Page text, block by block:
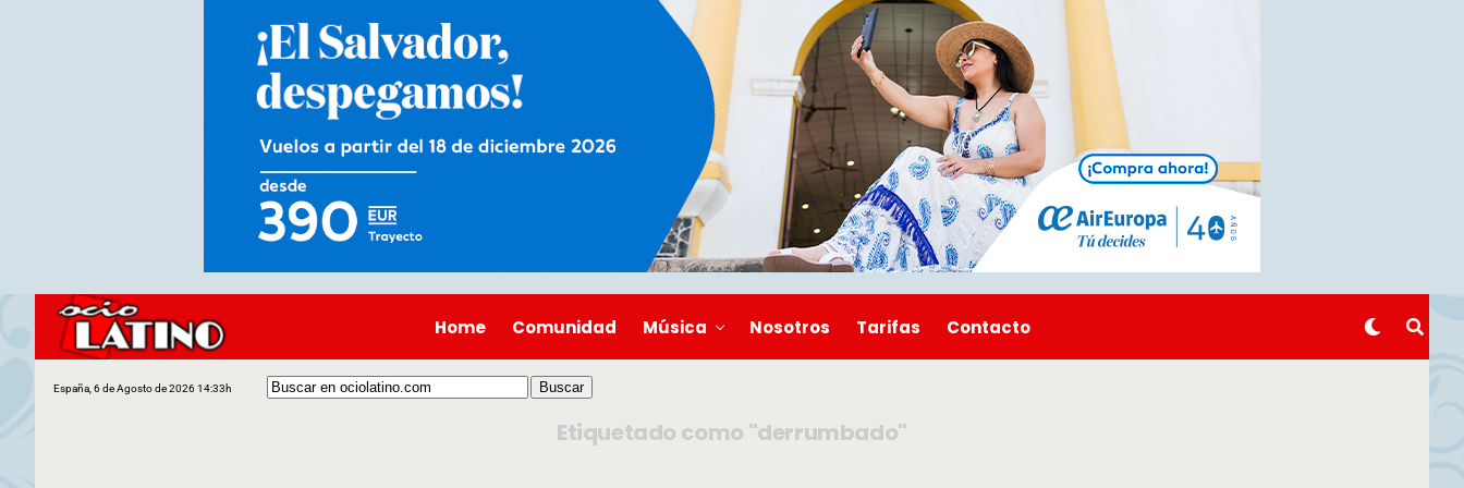
Home Comunidad Música Nosotros Tarifas Contacto
España, 6 de Agosto de 2026 14:33h
Etiquetado como "derrumbado"